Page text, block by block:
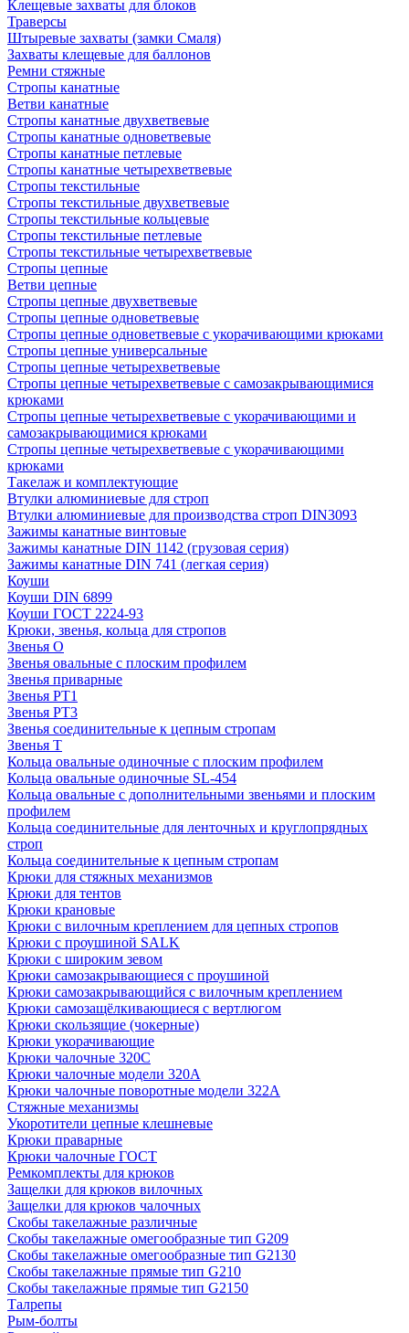
Клещевые захваты для блоков
Траверсы
Штыревые захваты (замки Смаля)
Захваты клещевые для баллонов
Ремни стяжные
Стропы канатные
Ветви канатные
Стропы канатные двухветвевые
Стропы канатные одноветвевые
Стропы канатные петлевые
Стропы канатные четырехветвевые
Стропы текстильные
Стропы текстильные двухветвевые
Стропы текстильные кольцевые
Стропы текстильные петлевые
Стропы текстильные четырехветвевые
Стропы цепные
Ветви цепные
Стропы цепные двухветвевые
Стропы цепные одноветвевые
Стропы цепные одноветвевые с укорачивающими крюками
Стропы цепные универсальные
Стропы цепные четырехветвевые
Стропы цепные четырехветвевые с самозакрывающимися
крюками
Стропы цепные четырехветвевые с укорачивающими и
самозакрывающимися крюками
Стропы цепные четырехветвевые с укорачивающими
крюками
Такелаж и комплектующие
Втулки алюминиевые для строп
Втулки алюминиевые для производства строп DIN3093
Зажимы канатные винтовые
Зажимы канатные DIN 1142 (грузовая серия)
Зажимы канатные DIN 741 (легкая серия)
Коуши
Коуши DIN 6899
Коуши ГОСТ 2224-93
Крюки, звенья, кольца для стропов
Звенья О
Звенья овальные с плоским профилем
Звенья приварные
Звенья РТ1
Звенья РТ3
Звенья соединительные к цепным стропам
Звенья Т
Кольца овальные одиночные c плоским профилем
Кольца овальные одиночные SL-454
Кольца овальные с дополнительными звеньями и плоским
профилем
Кольца соединительные для ленточных и круглопрядных
строп
Кольца соединительные к цепным стропам
Крюки для стяжных механизмов
Крюки для тентов
Крюки крановые
Крюки с вилочным креплением для цепных стропов
Крюки с проушиной SALK
Крюки с широким зевом
Крюки самозакрывающиеся с проушиной
Крюки самозакрывающийся с вилочным креплением
Крюки самозащёлкивающиеся с вертлюгом
Крюки скользящие (чокерные)
Крюки укорачивающие
Крюки чалочные 320C
Крюки чалочные модели 320А
Крюки чалочные поворотные модели 322А
Стяжные механизмы
Укоротители цепные клешневые
Крюки праварные
Крюки чалочные ГОСТ
Ремкомплекты для крюков
Защелки для крюков вилочных
Защелки для крюков чалочных
Скобы такелажные различные
Скобы такелажные омегообразные тип G209
Скобы такелажные омегообразные тип G2130
Скобы такелажные прямые тип G210
Скобы такелажные прямые тип G2150
Талрепы
Рым-болты